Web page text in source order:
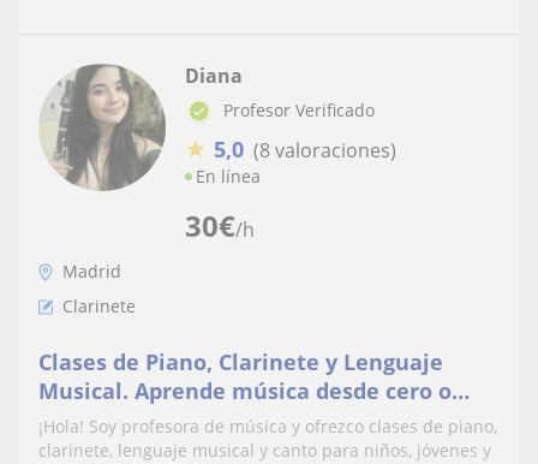
30€/h
Diana
Profesor Verificado
★ 5,0 (8 valoraciones)
En línea
Madrid
Clarinete
Clases de Piano, Clarinete y Lenguaje
Musical. Aprende música desde cero o
mejora tu nivel
¡Hola! Soy profesora de música y ofrezco clases de piano,
clarinete, lenguaje musical y canto para niños, jóvenes y